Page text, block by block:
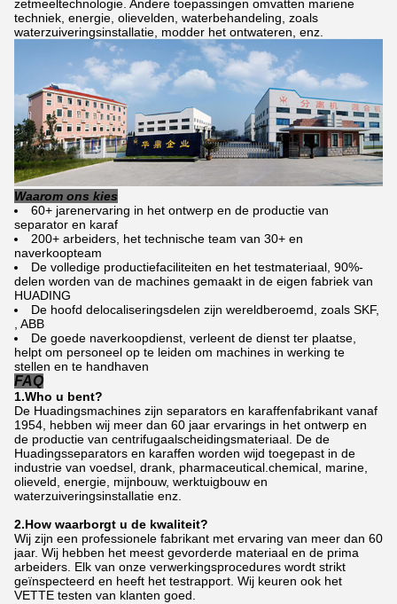
zetmeeltechnologie. Andere toepassingen omvatten mariene
techniek, energie, olievelden, waterbehandeling, zoals
waterzuiveringsinstallatie, modder het ontwateren, enz.
Waarom ons kies
60+ jarenervaring in het ontwerp en de productie van
separator en karaf
200+ arbeiders, het technische team van 30+ en
naverkoopteam
De volledige productiefaciliteiten en het testmateriaal, 90%-
delen worden van de machines gemaakt in de eigen fabriek van
HUADING
De hoofd delocaliseringsdelen zijn wereldberoemd, zoals SKF,
, ABB
De goede naverkoopdienst, verleent de dienst ter plaatse,
helpt om personeel op te leiden om machines in werking te
stellen en te handhaven
FAQ
1.Who u bent?
De Huadingsmachines zijn separators en karaffenfabrikant vanaf
1954, hebben wij meer dan 60 jaar ervarings in het ontwerp en
de productie van centrifugaalscheidingsmateriaal. De de
Huadingsseparators en karaffen worden wijd toegepast in de
industrie van voedsel, drank, pharmaceutical.chemical, marine,
olieveld, energie, mijnbouw, werktuigbouw en
waterzuiveringsinstallatie enz.
2.How waarborgt u de kwaliteit?
Wij zijn een professionele fabrikant met ervaring van meer dan 60
jaar. Wij hebben het meest gevorderde materiaal en de prima
arbeiders. Elk van onze verwerkingsprocedures wordt strikt
geïnspecteerd en heeft het testrapport. Wij keuren ook het
VETTE testen van klanten goed.